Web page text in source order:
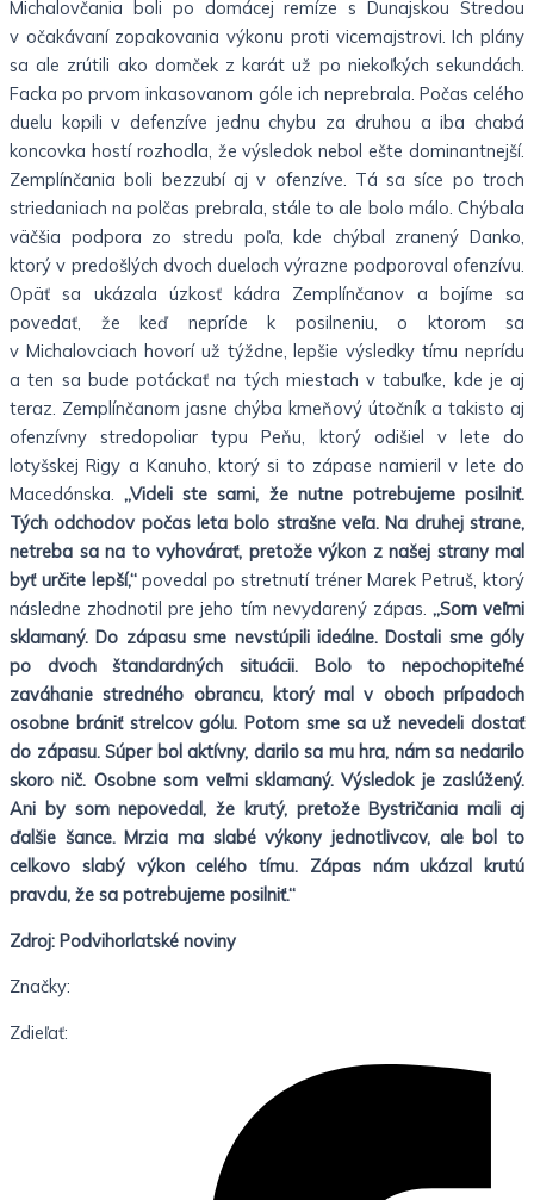
Michalovčania boli po domácej remíze s Dunajskou Stredou
v očakávaní zopakovania výkonu proti vicemajstrovi. Ich plány
sa ale zrútili ako domček z karát už po niekoľkých sekundách.
Facka po prvom inkasovanom góle ich neprebrala. Počas celého
duelu kopili v defenzíve jednu chybu za druhou a iba chabá
koncovka hostí rozhodla, že výsledok nebol ešte dominantnejší.
Zemplínčania boli bezzubí aj v ofenzíve. Tá sa síce po troch
striedaniach na polčas prebrala, stále to ale bolo málo. Chýbala
väčšia podpora zo stredu poľa, kde chýbal zranený Danko,
ktorý v predošlých dvoch dueloch výrazne podporoval ofenzívu.
Opäť sa ukázala úzkosť kádra Zemplínčanov a bojíme sa
povedať, že keď nepríde k posilneniu, o ktorom sa
v Michalovciach hovorí už týždne, lepšie výsledky tímu neprídu
a ten sa bude potáckať na tých miestach v tabuľke, kde je aj
teraz. Zemplínčanom jasne chýba kmeňový útočník a takisto aj
ofenzívny stredopoliar typu Peňu, ktorý odišiel v lete do
lotyšskej Rigy a Kanuho, ktorý si to zápase namieril v lete do
Macedónska.„Videli ste sami, že nutne potrebujeme posilniť.
Tých odchodov počas leta bolo strašne veľa. Na druhej strane,
netreba sa na to vyhovárať, pretože výkon z našej strany mal
byť určite lepší,“povedal po stretnutí tréner Marek Petruš, ktorý
následne zhodnotil pre jeho tím nevydarený zápas. „Som veľmi
sklamaný. Do zápasu sme nevstúpili ideálne. Dostali sme góly
po dvoch štandardných situácii. Bolo to nepochopiteľné
zaváhanie stredného obrancu, ktorý mal v oboch prípadoch
osobne brániť strelcov gólu. Potom sme sa už nevedeli dostať
do zápasu. Súper bol aktívny, darilo sa mu hra, nám sa nedarilo
skoro nič. Osobne som veľmi sklamaný. Výsledok je zaslúžený.
Ani by som nepovedal, že krutý, pretože Bystričania mali aj
ďalšie šance. Mrzia ma slabé výkony jednotlivcov, ale bol to
celkovo slabý výkon celého tímu. Zápas nám ukázal krutú
pravdu, že sa potrebujeme posilniť.“
Zdroj: Podvihorlatské noviny
Značky:
Zdieľať: